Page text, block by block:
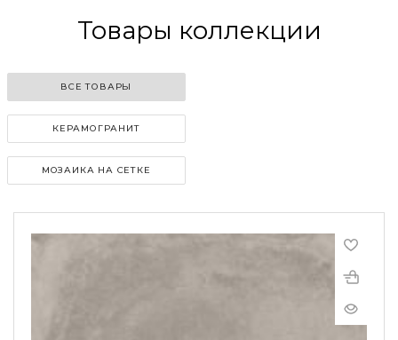
Товары коллекции
ВСЕ ТОВАРЫ
КЕРАМОГРАНИТ
МОЗАИКА НА СЕТКЕ